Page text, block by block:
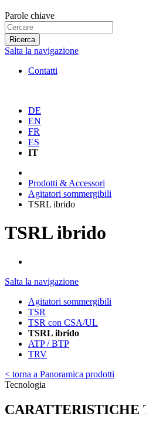
Parole chiave
Ricerca
Salta la navigazione
Contatti
DE
EN
FR
ES
IT
Prodotti & Accessori
Agitatori sommergibili
TSRL ibrido
TSRL ibrido
Salta la navigazione
Agitatori sommergibili
TSR
TSR con CSA/UL
TSRL ibrido
ATP / BTP
TRV
< torna a Panoramica prodotti
Tecnologia
CARATTERISTICHE